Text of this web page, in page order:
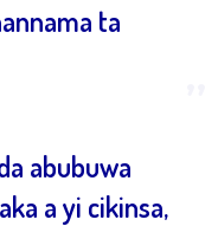
ta
abubuwa
a yi cikinsa,